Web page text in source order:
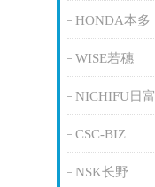
HONDA本多
WISE若穗
NICHIFU日富
CSC-BIZ
NSK长野